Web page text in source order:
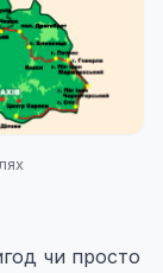
чи просто